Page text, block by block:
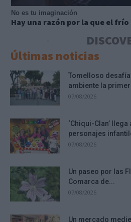
No es tu imaginación
Hay una razón por la que el
Últimas noticias
Tomelloso
ambiente la
07/08/2026
‘Chiqui-Clan’
personajes
07/08/2026
Un paseo por las
Comarca de...
07/08/2026
Un mercado